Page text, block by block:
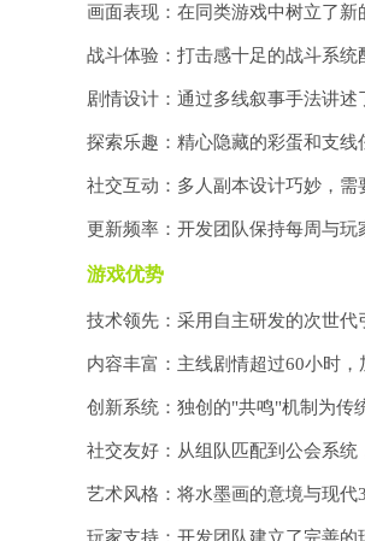
画面表现：在同类游戏中树立了新
战斗体验：打击感十足的战斗系统
剧情设计：通过多线叙事手法讲述
探索乐趣：精心隐藏的彩蛋和支线
社交互动：多人副本设计巧妙，需
更新频率：开发团队保持每周与玩
游戏优势
技术领先：采用自主研发的次世代
内容丰富：主线剧情超过60小时
创新系统：独创的"共鸣"机制为传
社交友好：从组队匹配到公会系统
艺术风格：将水墨画的意境与现代